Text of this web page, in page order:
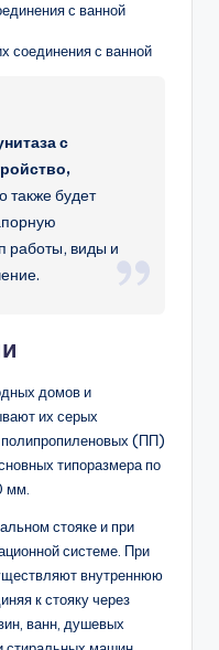
соединения с ванной
с
также будет
работы, виды и
домов и
их серых
(ПП)
типоразмера по
мм.
стояке и при
системе. При
внутреннюю
к стояку через
ванн, душевых